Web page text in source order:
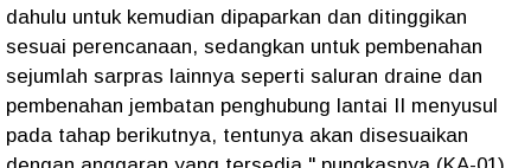
dahulu untuk kemudian dipaparkan dan ditinggikan
sesuai perencanaan, sedangkan untuk pembenahan
sejumlah sarpras lainnya seperti saluran draine dan
pembenahan jembatan penghubung lantai II menyusul
pada tahap berikutnya, tentunya akan disesuaikan